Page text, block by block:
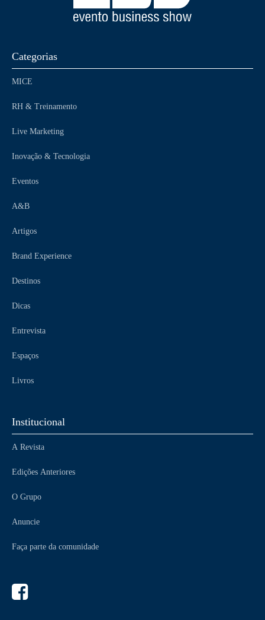
Categorias
MICE
RH & Treinamento
Live Marketing
Inovação & Tecnologia
Eventos
A&B
Artigos
Brand Experience
Destinos
Dicas
Entrevista
Espaços
Livros
Institucional
A Revista
Edições Anteriores
O Grupo
Anuncie
Faça parte da comunidade